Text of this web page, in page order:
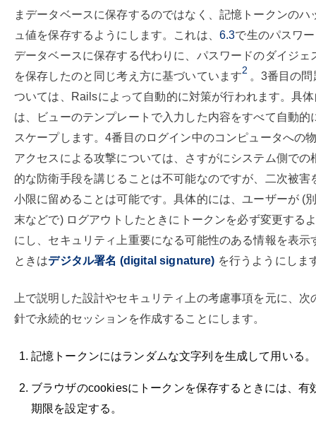
まデータベースに保存するのではなく、記憶トークンのハ
ュ値を保存するようにします。これは、 6.3で生のパスワ
データベースに保存する代わりに、パスワードのダイジェ
を保存したのと同じ考え方に基づいています2 。3番目の問
ついては、Railsによって自動的に対策が行われます。具
は、ビューのテンプレートで入力した内容をすべて自動的
スケープします。4番目のログイン中のコンピュータへの
アクセスによる攻撃については、さすがにシステム側での
的な防衛手段を講じることは不可能なのですが、二次被害
小限に留めることは可能です。具体的には、ユーザーが (
末などで) ログアウトしたときにトークンを必ず変更する
にし、セキュリティ上重要になる可能性のある情報を表示
ときはデジタル署名 (digital signature) を行うようにしま
上で説明した設計やセキュリティ上の考慮事項を元に、次
針で永続的セッションを作成することにします。
記憶トークンにはランダムな文字列を生成して用いる。
ブラウザのcookiesにトークンを保存するときには、有
期限を設定する。